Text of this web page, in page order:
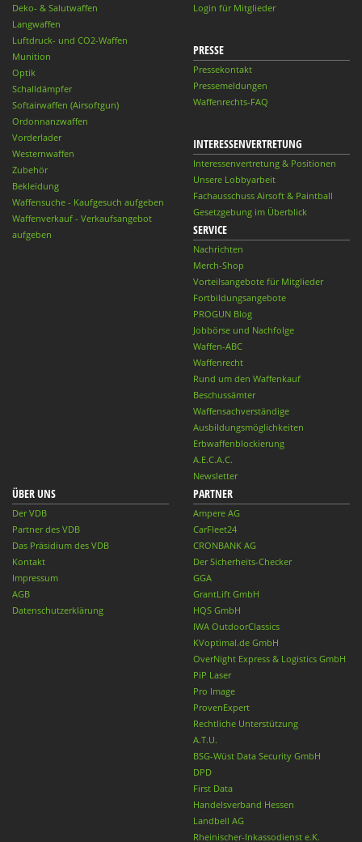
Deko- & Salutwaffen
Langwaffen
Luftdruck- und CO2-Waffen
Munition
Optik
Schalldämpfer
Softairwaffen (Airsoftgun)
Ordonnanzwaffen
Vorderlader
Westernwaffen
Zubehör
Bekleidung
Waffensuche - Kaufgesuch aufgeben
Waffenverkauf - Verkaufsangebot
aufgeben
Login für Mitglieder
PRESSE
Pressekontakt
Pressemeldungen
Waffenrechts-FAQ
INTERESSENVERTRETUNG
Interessenvertretung & Positionen
Unsere Lobbyarbeit
Fachausschuss Airsoft & Paintball
Gesetzgebung im Überblick
SERVICE
Nachrichten
Merch-Shop
Vorteilsangebote für Mitglieder
Fortbildungsangebote
PROGUN Blog
Jobbörse und Nachfolge
Waffen-ABC
Waffenrecht
Rund um den Waffenkauf
Beschussämter
Waffensachverständige
Ausbildungsmöglichkeiten
Erbwaffenblockierung
A.E.C.A.C.
Newsletter
ÜBER UNS
Der VDB
Partner des VDB
Das Präsidium des VDB
Kontakt
Impressum
AGB
Datenschutzerklärung
PARTNER
Ampere AG
CarFleet24
CRONBANK AG
Der Sicherheits-Checker
GGA
GrantLift GmbH
HQS GmbH
IWA OutdoorClassics
KVoptimal.de GmbH
OverNight Express & Logistics GmbH
PiP Laser
Pro Image
ProvenExpert
Rechtliche Unterstützung
A.T.U.
BSG-Wüst Data Security GmbH
DPD
First Data
Handelsverband Hessen
Landbell AG
Rheinischer-Inkassodienst e.K.